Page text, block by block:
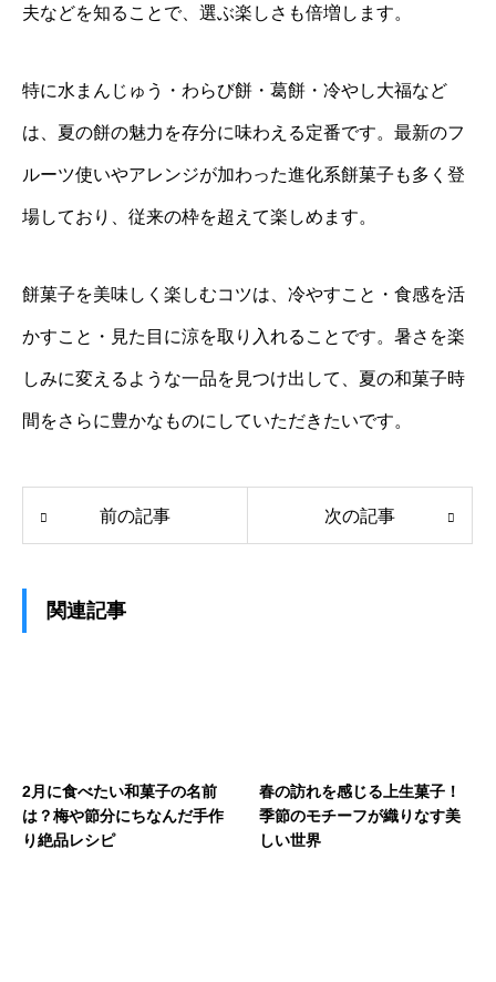
夫などを知ることで、選ぶ楽しさも倍増します。
特に水まんじゅう・わらび餅・葛餅・冷やし大福など
は、夏の餅の魅力を存分に味わえる定番です。最新のフ
ルーツ使いやアレンジが加わった進化系餅菓子も多く登
場しており、従来の枠を超えて楽しめます。
餅菓子を美味しく楽しむコツは、冷やすこと・食感を活
かすこと・見た目に涼を取り入れることです。暑さを楽
しみに変えるような一品を見つけ出して、夏の和菓子時
間をさらに豊かなものにしていただきたいです。
前の記事 次の記事
関連記事
2月に食べたい和菓子の名前
は？梅や節分にちなんだ手作
り絶品レシピ
春の訪れを感じる上生菓子！
季節のモチーフが織りなす美
しい世界